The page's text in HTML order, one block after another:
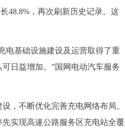
48.8%，再次刷新历史记录。这
电基础设施建设及运营取得了重
日益增加。”国网电动汽车服务
，不断优化完善充电网络布局。
实现高速公路服务区充电站全覆